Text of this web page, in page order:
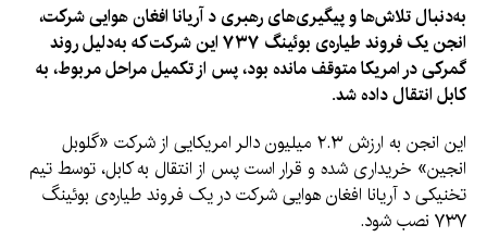
به‌دنبال تلاش‌ها و پیگیری‌های رهبری د آریانا افغان هوایی شرکت،
انجن یک فروند طیاره‌ی بوئینگ ۷۳۷ این شرکت که به‌دلیل روند
گمرکی در امریکا متوقف مانده بود، پس از تکمیل مراحل مربوط، به
کابل انتقال داده شد.
این انجن به ارزش ۲.۳ میلیون دالر امریکایی از شرکت «گلوبل
انجین» خریداری شده و قرار است پس از انتقال به کابل، توسط تیم
تخنیکی د آریانا افغان هوایی شرکت در یک فروند طیاره‌ی بوئینگ
۷۳۷ نصب شود.